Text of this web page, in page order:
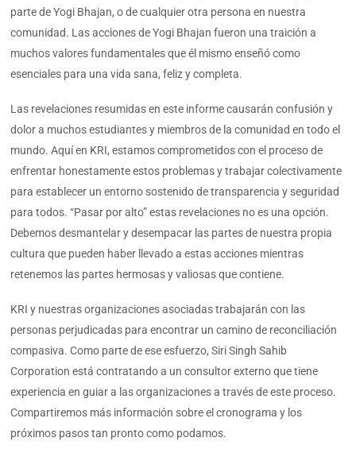
parte de Yogi Bhajan, o de cualquier otra persona en nuestra
comunidad. Las acciones de Yogi Bhajan fueron una traición a
muchos valores fundamentales que él mismo enseñó como
esenciales para una vida sana, feliz y completa.
Las revelaciones resumidas en este informe causarán confusión y
dolor a muchos estudiantes y miembros de la comunidad en todo el
mundo. Aquí en KRI, estamos comprometidos con el proceso de
enfrentar honestamente estos problemas y trabajar colectivamente
para establecer un entorno sostenido de transparencia y seguridad
para todos. “Pasar por alto” estas revelaciones no es una opción.
Debemos desmantelar y desempacar las partes de nuestra propia
cultura que pueden haber llevado a estas acciones mientras
retenemos las partes hermosas y valiosas que contiene.
KRI y nuestras organizaciones asociadas trabajarán con las
personas perjudicadas para encontrar un camino de reconciliación
compasiva. Como parte de ese esfuerzo, Siri Singh Sahib
Corporation está contratando a un consultor externo que tiene
experiencia en guiar a las organizaciones a través de este proceso.
Compartiremos más información sobre el cronograma y los
próximos pasos tan pronto como podamos.